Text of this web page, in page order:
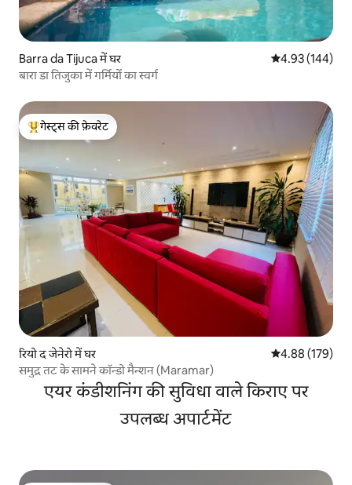
Barra da Tijuca में घर औसत रेटिंग 5 में से
4.93 (144)
बारा डा तिजुका में गर्मियों का स्वर्ग
गेस्ट्स का टॉप फ़ेवरेट
गेस्ट्स की फ़ेवरेट
रियो द जेनेरो में घर औसत रेटिंग 5 में से
4.88 (179)
समुद्र तट के सामने कॉन्डो मैन्शन (Maramar)
एयर कंडीशनिंग की सुविधा वाले किराए पर
उपलब्ध अपार्टमेंट